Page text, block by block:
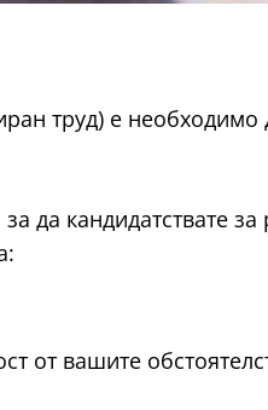
труд) е необходимо
да кандидатствате
от вашите